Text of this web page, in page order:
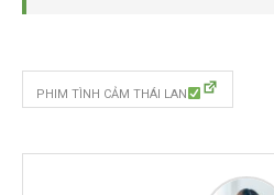
PHIM TÌNH CẢM THÁI LAN